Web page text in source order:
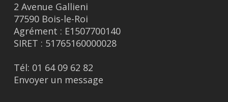
2 Avenue Gallieni
77590 Bois-le-Roi
Agrément : E1507700140
SIRET : 51765160000028
Tél: 01 64 09 62 82
Envoyer un message